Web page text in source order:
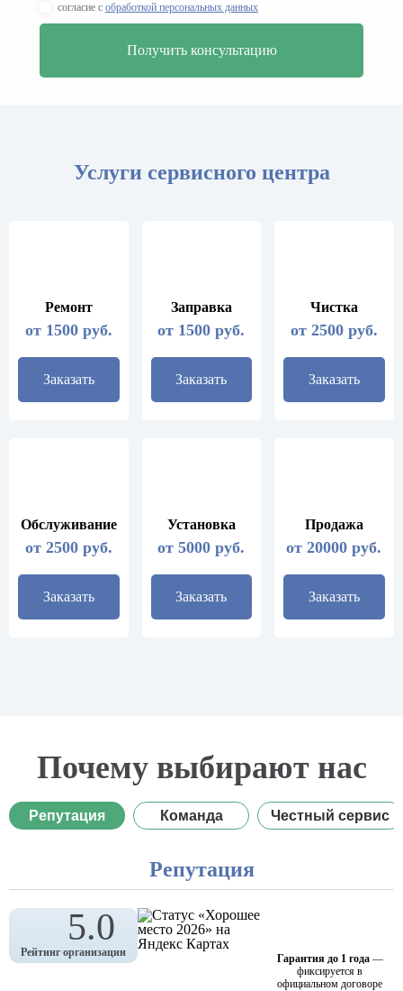
согласие с обработкой персональных данных
Услуги сервисного центра
Ремонт
от 1500 руб.
Заказать
Заправка
от 1500 руб.
Заказать
Чистка
от 2500 руб.
Заказать
Обслуживание
от 2500 руб.
Заказать
Установка
от 5000 руб.
Заказать
Продажа
от 20000 руб.
Заказать
Почему выбирают нас
Репутация Команда Честный сервис
Репутация
5.0
Рейтинг организации Гарантия до 1 года—
фиксируется в
официальном договоре